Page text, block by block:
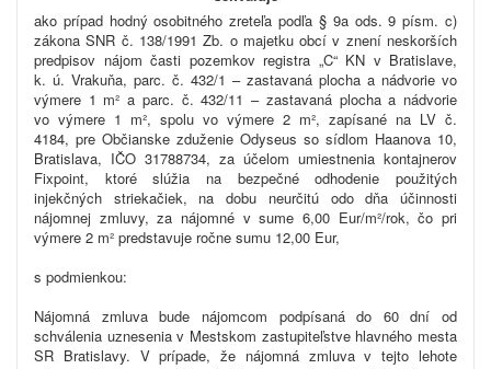
ako prípad hodný osobitného zreteľa podľa § 9a ods. 9 písm. c)
zákona SNR č. 138/1991 Zb. o majetku obcí v znení neskorších
predpisov nájom časti pozemkov registra „C“ KN v Bratislave,
k. ú. Vrakuňa, parc. č. 432/1 – zastavaná plocha a nádvorie vo
výmere 1 m² a parc. č. 432/11–zastavaná plocha a nádvorie
vo výmere 1 m², spolu vo výmere 2 m², zapísané na LV č.
4184, pre Občianske zduženie Odyseus so sídlom Haanova 10,
Bratislava, IČO 31788734, za účelom umiestnenia kontajnerov
Fixpoint, ktoré slúžia na bezpečné odhodenie použitých
injekčných striekačiek, na dobu neurčitú odo dňa účinnosti
nájomnej zmluvy, za nájomné v sume 6,00 Eur/m²/rok, čo pri
výmere 2 m² predstavuje ročne sumu 12,00 Eur,
s podmienkou:
Nájomná zmluva bude nájomcom podpísaná do 60 dní od
schválenia uznesenia v Mestskom zastupiteľstve hlavného mesta
SR Bratislavy. V prípade, že nájomná zmluva v tejto lehote